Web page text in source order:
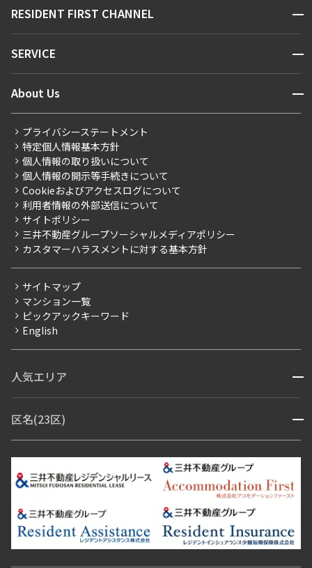
新着情報から探す
新着募集情報
こだわりから探す
こだわり一覧
プレミアムマンション
新築
当社限定（港区・渋谷区）
当社限定（港区・渋谷区以外）
三井不動産企画
賃料改定
フリーレント
ペット可
ブランドマンション
お問い合わせ
RESIDENT FIRST CHANNEL 開閉
マンションレポート
住まいのコラム
SERVICE 開閉
会員ページ
ご入居・提携サービス
お部屋探しからご契約まで
よくあるご質問
社宅紹介
【仲介会社様向け】当社仲介事業部取り扱い物件入居申込
About Us 開閉
会社情報
事業案内
採用情報
ニュースリリース
お問い合わせ
プライバシーステートメント
特定個人情報基本方針
個人情報の取り扱いについて
個人情報の開示等手続きについて
Cookieおよびアクセスログについて
利用者情報の外部送信について
サイトポリシー
三井不動産グループソーシャルメディアポリシー
カスタマーハラスメントに対する基本方針
サイトマップ
マンション一覧
ピックアックキーワード
English
人気エリア 開閉
青山・表参道・原宿
市ヶ谷・神楽坂・飯田橋
三田・芝・浜松町
芝浦・汐留・品川
月島・勝どき・豊洲
本郷・春日・小石川
目白・高田馬場・早稲田
池尻大橋・三軒茶屋
祐天寺・学芸大学・自由が丘
駒沢・用賀・二子玉川
成城・砧
池袋・板橋・王子
区名(23区) 開閉
江東区 台東区 墨田区
中野区
豊島区
杉並区 板橋区 練馬区 荒川区
足立区
葛飾区
江戸川区